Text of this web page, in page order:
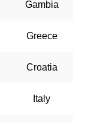
Gambia
Greece
Croatia
Italy